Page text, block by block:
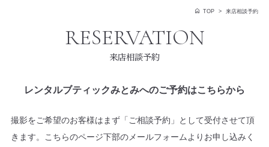
TOP 来店相談予約
来店相談予約
レンタルブティックみとみへのご予約はこちらから
撮影をご希望のお客様はまず「ご相談予約」として受付させて頂
きます。
こちらのページ下部のメールフォームよりお申し込みく